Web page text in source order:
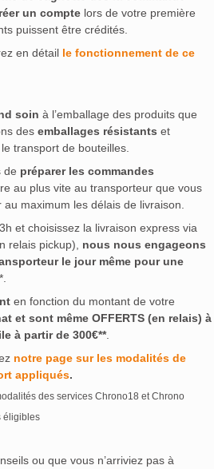
un compte lors de votre première
puissent être crédités.
en détail le fonctionnement de ce
soin à l’emballage des produits que
des emballages résistants et
transport de bouteilles.
de préparer les commandes
au plus vite au transporteur que vous
maximum les délais de livraison.
et choisissez la livraison express via
relais pickup), nous nous engageons
le jour même pour une
*.
en fonction du montant de votre
et sont même OFFERTS (en relais) à
à partir de 300€**.
notre page sur les modalités de
appliqués.
des services Chrono18 et Chrono
éligibles
ou que vous n’arriviez pas à